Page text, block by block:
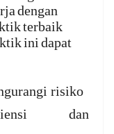
dengan
terbaik
ini dapat
risiko
dan